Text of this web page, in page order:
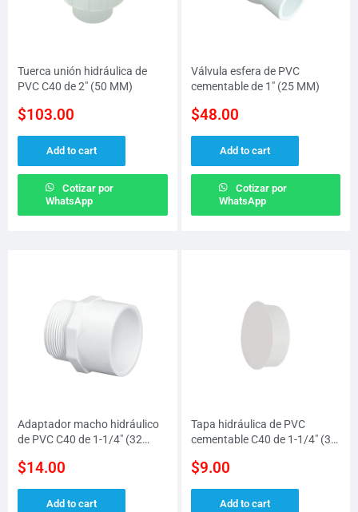
Tuerca unión hidráulica de
PVC C40 de 2″ (50 MM)
$103.00
Add to cart
Cotizar por
WhatsApp
Válvula esfera de PVC
cementable de 1″ (25 MM)
$48.00
Add to cart
Cotizar por
WhatsApp
Adaptador macho hidráulico
de PVC C40 de 1-1/4″ (32
$14.00
Add to cart
Tapa hidráulica de PVC
cementable C40 de 1-1/4″ (32
$9.00
Add to cart